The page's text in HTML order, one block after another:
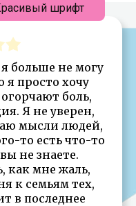
больше не могу
я просто хочу
боль,
Я не уверен,
мысли людей,
то есть что-то
не знаете.
как мне жаль,
к семьям тех,
в последнее
шрифт